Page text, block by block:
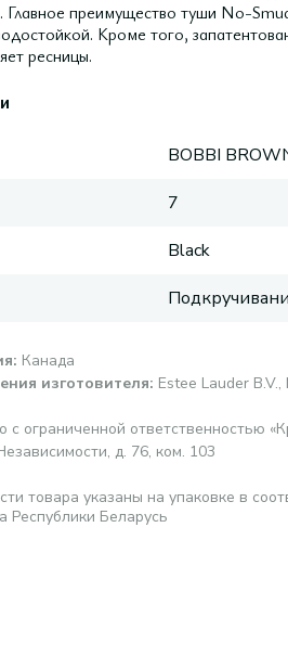
Главное преимущество туши No-
Кроме того,
ресницы.
BOBBI
7
Black
: Канада
изготовителя: Estee Lauder
с ограниченной ответственностью
д. 76, ком. 103
товара указаны на упаковке в
Республики Беларусь